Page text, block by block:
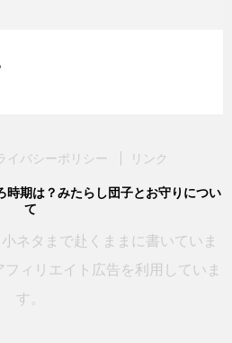
イバシーポリシー リンク
時期は？みたらし団子とお守りについ
て
ネタまで赴くままに書いていま
ィリエイト広告を利用していま
す。